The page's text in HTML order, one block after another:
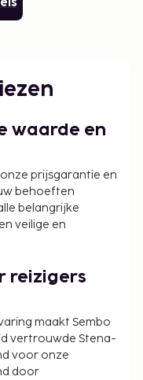
waarde en
prijsgarantie en
behoeften
belangrijke
veilige en
reizigers
maakt Sembo
vertrouwde Stena-
voor onze
door